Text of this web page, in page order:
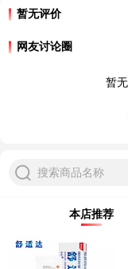
暂无评价
网友讨论圈
暂
搜索商品名称
本店推荐